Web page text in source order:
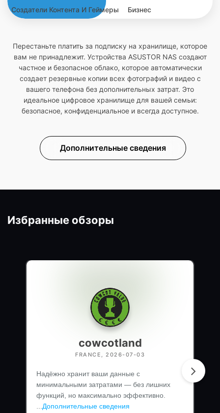
Создатели Контента И Геймеры Бизнес
Перестаньте платить за подписку на хранилище, которое
вам не принадлежит. Устройства ASUSTOR NAS создают
частное и безопасное облако, которое автоматически
создает резервные копии всех фотографий и видео с
вашего телефона без дополнительных затрат. Это
идеальное цифровое хранилище для вашей семьи:
безопасное, конфиденциальное и всегда доступное.
Дополнительные сведения
Избранные обзоры
cowcotland
FRANCE, 2026-07-03
Надёжно хранит ваши данные с
минимальными затратами — без лишних
функций, но максимально эффективно.
Дополнительные сведения